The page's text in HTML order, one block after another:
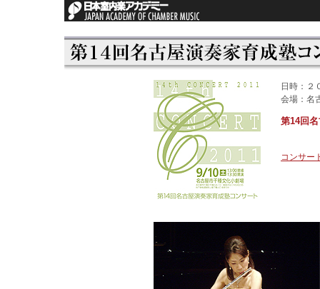
日時：２
会場：名
第14回
コンサー